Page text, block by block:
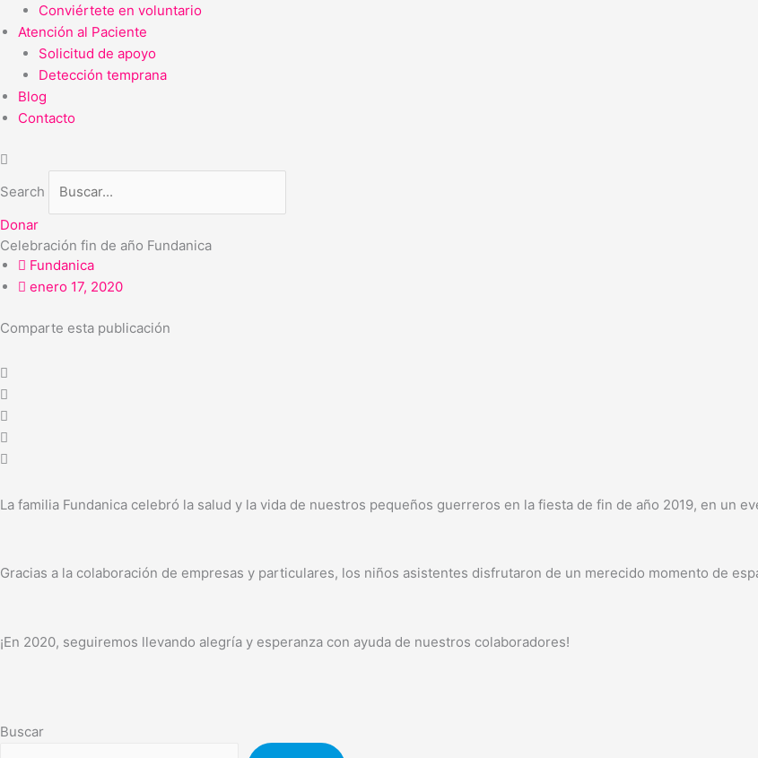
Conviértete en voluntario
Atención al Paciente
Solicitud de apoyo
Detección temprana
Blog
Contacto
Search
Donar
Celebración fin de año Fundanica
Fundanica
enero 17, 2020
Comparte esta publicación
La familia Fundanica celebró la salud y la vida de nuestros pequeños guerreros en la fiesta de fin de año 2019, en un
Gracias a la colaboración de empresas y particulares, los niños asistentes disfrutaron de un merecido momento de
¡En 2020, seguiremos llevando alegría y esperanza con ayuda de nuestros colaboradores!
Buscar